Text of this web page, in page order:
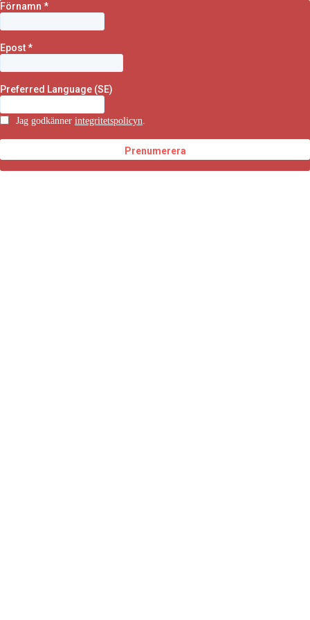
Förnamn *
Epost*
Preferred Language (SE)
Jag godkänner integritetspolicyn.
Prenumerera